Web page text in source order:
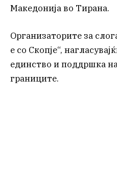
Македонија во Тирана.
Организаторите за
е со Скопје“,
единство и поддршка
границите.